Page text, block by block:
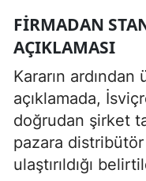
FIRMADAN
AÇIKLAMASI
Kararın ardından
açıklamada,
doğrudan şirket
pazara distribütör
ulaştırıldığı